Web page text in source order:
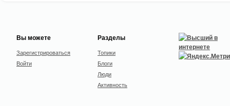
Вы можете
Зарегистрироваться
Войти
Разделы
Топики
Блоги
Люди
Активность